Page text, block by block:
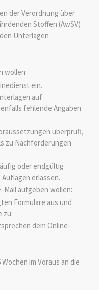
der Verordnung über
Stoffen (AwSV)
Unterlagen
wollen:
ein.
auf
fehlende Angaben
überprüft,
zu Nachforderungen
oder endgültig
erlassen.
Mail aufgeben wollen:
Formulare aus und
zu.
dem Online-
im Voraus an die